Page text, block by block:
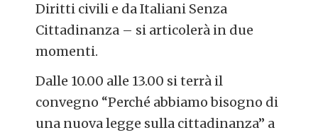
Diritti civili e da Italiani Senza
Cittadinanza – si articolerà in due
momenti.
Dalle 10.00 alle 13.00 si terrà il
convegno “Perché abbiamo bisogno di
una nuova legge sulla cittadinanza” a